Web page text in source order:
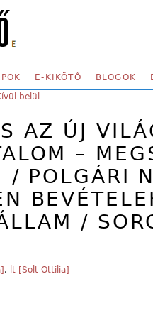
E-KIKÖTŐ BLOGOK
belül
AZ ÚJ
–
/ POLGÁRI
/
, lt [Solt Ottilia]